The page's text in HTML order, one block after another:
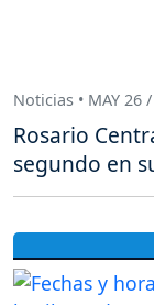
Noticias • MAY 26
Rosario
segundo en